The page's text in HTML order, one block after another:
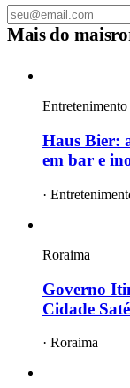
Mais do
Entretenimento
Haus Bier:
em bar e
·
Roraima
Governo
Cidade
· Roraima